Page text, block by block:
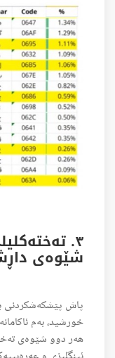
٣.
شێوەی
پاش پێشکەشکردنی
خورشید، بەم
هەر دوو شێوەی